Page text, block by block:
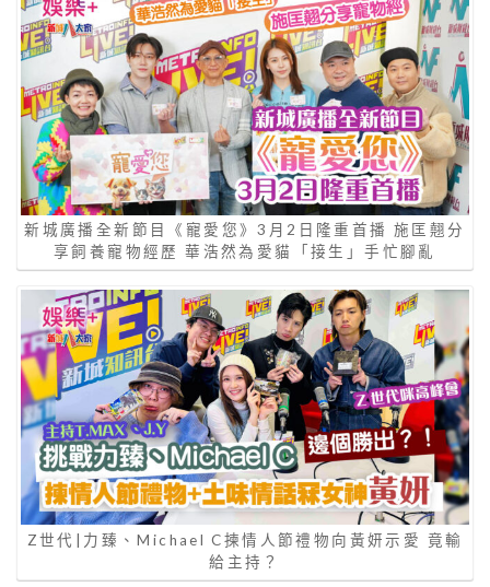
新城廣播全新節目《寵愛您》3月2日隆重首播 施匡翹分
享飼養寵物經歷 華浩然為愛貓「接生」手忙腳亂
Z世代|力臻、Michael C揀情人節禮物向黃妍示愛 竟輸
給主持？